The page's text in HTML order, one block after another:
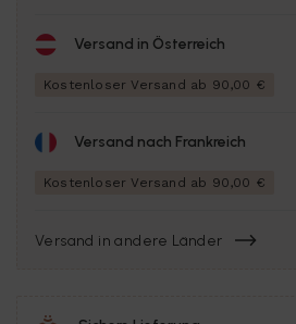
Versand in Österreich
Kostenloser Versand ab 90,00 €
Versand nach Frankreich
Kostenloser Versand ab 90,00 €
Versand in andere Länder